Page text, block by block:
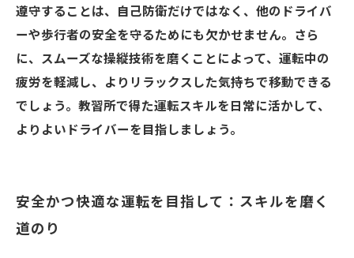
遵守することは、自己防衛だけではなく、他のドライバ
ーや歩行者の安全を守るためにも欠かせません。さら
に、スムーズな操縦技術を磨くことによって、運転中の
疲労を軽減し、よりリラックスした気持ちで移動できる
でしょう。教習所で得た運転スキルを日常に活かして、
よりよいドライバーを目指しましょう。
安全かつ快適な運転を目指して：スキルを磨く
道のり